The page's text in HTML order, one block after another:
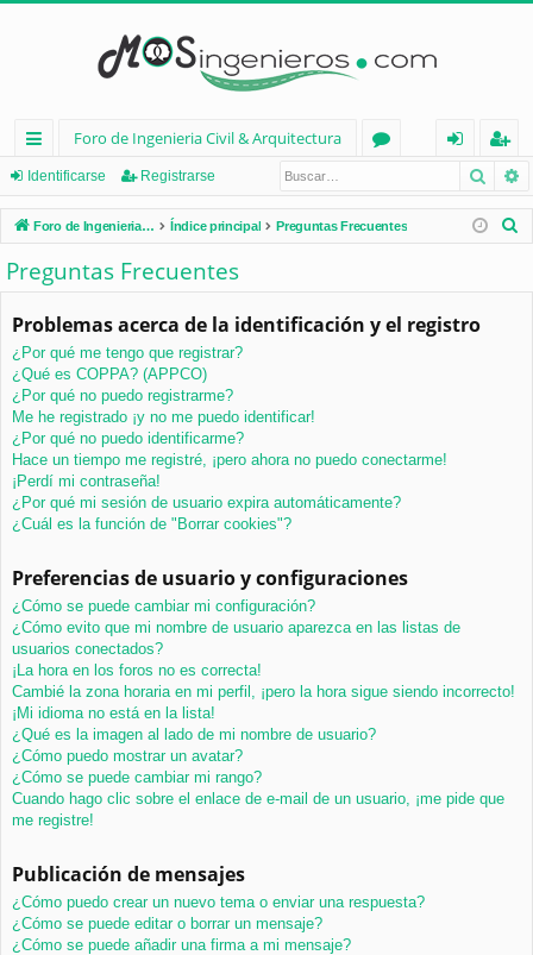
nl
ac
es
rá
pi
d
os
Foro de Ingenieria Civil & Arquitectura
os
nt
ifi
rs
eg
ist
ra
Identificarse Registrarse
Foro de Ingenieria Civil & Arquitectura Índice principal Preguntas Frecuentes
Preguntas Frecuentes
Problemas acerca de la identificación y el registro
¿Por qué me tengo que registrar?
¿Qué es COPPA? (APPCO)
¿Por qué no puedo registrarme?
Me he registrado ¡y no me puedo identificar!
¿Por qué no puedo identificarme?
Hace un tiempo me registré, ¡pero ahora no puedo conectarme!
¡Perdí mi contraseña!
¿Por qué mi sesión de usuario expira automáticamente?
¿Cuál es la función de "Borrar cookies"?
Preferencias de usuario y configuraciones
¿Cómo se puede cambiar mi configuración?
¿Cómo evito que mi nombre de usuario aparezca en las listas de
usuarios conectados?
¡La hora en los foros no es correcta!
Cambié la zona horaria en mi perfil, ¡pero la hora sigue siendo incorrecto!
¡Mi idioma no está en la lista!
¿Qué es la imagen al lado de mi nombre de usuario?
¿Cómo puedo mostrar un avatar?
¿Cómo se puede cambiar mi rango?
Cuando hago clic sobre el enlace de e-mail de un usuario, ¡me pide que
me registre!
Publicación de mensajes
¿Cómo puedo crear un nuevo tema o enviar una respuesta?
¿Cómo se puede editar o borrar un mensaje?
¿Cómo se puede añadir una firma a mi mensaje?